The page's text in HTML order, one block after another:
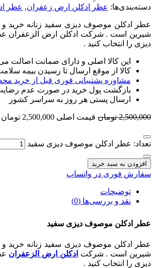
دسته‌بندی‌ها: عطر ادکلن ارض زعفران, عطر
شیرین است . شرکت ادکلن ارض الزعفران
دیزی را انتخاب کنید .
این کالا اصلی و دارای ضمانت اصالت
کالا از موقع ارسال تا رسیدن بیمه
مشاوره پشتیبانی فوری قبل از خرید
بازگشت پول خرید در صورت عدم
ارسال پستی هر روز به سراسر کشور
2,500,000 تومان قیمت اصلی 2,500,000 تومان بود.
تعداد: عطر ادکلن موصوف دیزی سفید
افزودن به سبد خرید
سفارش فوری در واتساپ
توضیحات
نقد و بررسی‌ها (0)
عطر ادکلن موصوف دیزی سفید
شیرین است . شرکت ادکلن ارض الزعفران
دیزی را انتخاب کنید .